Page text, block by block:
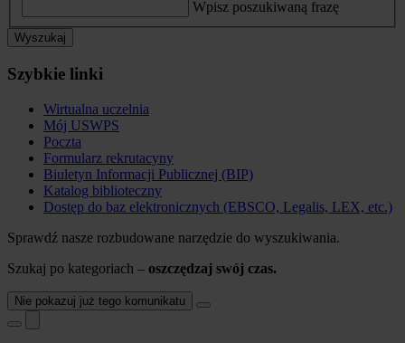
Wpisz poszukiwaną frazę
Wyszukaj
Szybkie linki
Wirtualna uczelnia
Mój USWPS
Poczta
Formularz rekrutacyny
Biuletyn Informacji Publicznej (BIP)
Katalog biblioteczny
Dostęp do baz elektronicznych (EBSCO, Legalis, LEX, etc.)
Sprawdź nasze rozbudowane narzędzie do wyszukiwania.
Szukaj po kategoriach – oszczędzaj swój czas.
Nie pokazuj już tego komunikatu